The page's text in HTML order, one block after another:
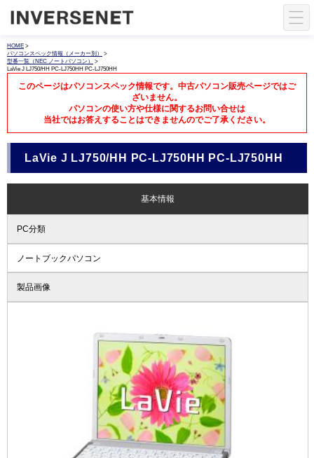
HOME >
パソコンスペック情報（メーカー別）
>
型番一覧（NEC ノートパソコン）
>
LaVie J LJ750/HH PC-LJ750HH PC-LJ750HH
このページはパソコンスペック情報です。中古パソコン販売ページではご
ざいません。
パソコンの使い方や仕様に関するお問い合せは
当社ではお答えすることはできませんのでご了承ください。
LaVie J LJ750/HH PC-LJ750HH PC-LJ750HH
基本情報
PC分類
ノートブックパソコン
製品画像